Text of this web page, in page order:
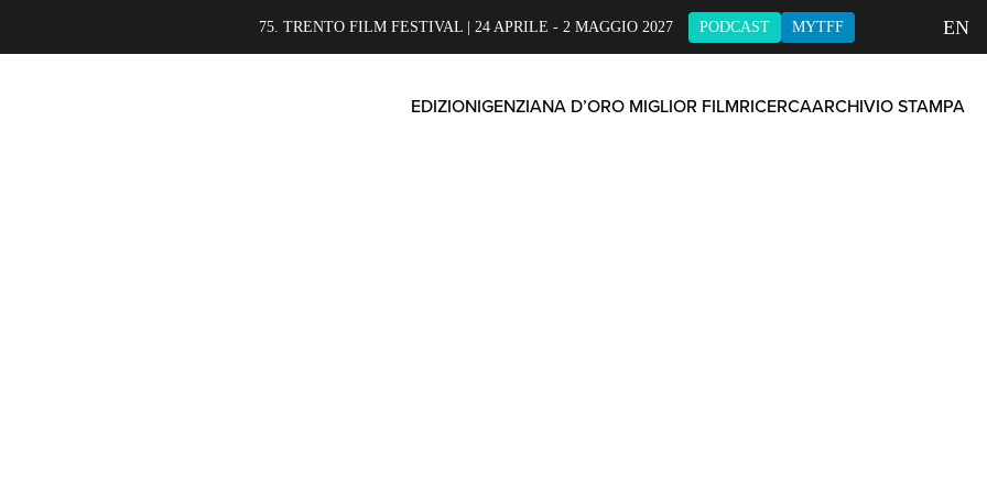
75. TRENTO FILM FESTIVAL | 24 APRILE - 2 MAGGIO 2027 PODCAST MYTFF EN
EDIZIONIGENZIANA D’ORO MIGLIOR FILMRICERCAARCHIVIO STAMPA